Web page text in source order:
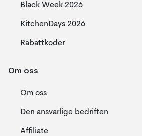
Black Week 2026
KitchenDays 2026
Rabattkoder
Om oss
Om oss
Den ansvarlige bedriften
Affiliate